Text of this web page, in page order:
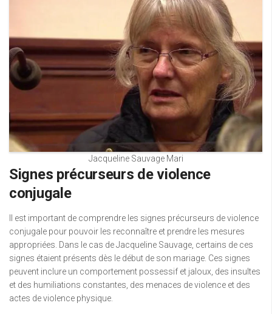
Jacqueline Sauvage Mari
Signes précurseurs de violence
conjugale
Il est important de comprendre les signes précurseurs de violence
conjugale pour pouvoir les reconnaître et prendre les mesures
appropriées. Dans le cas de Jacqueline Sauvage, certains de ces
signes étaient présents dès le début de son mariage. Ces signes
peuvent inclure un comportement possessif et jaloux, des insultes
et des humiliations constantes, des menaces de violence et des
actes de violence physique.